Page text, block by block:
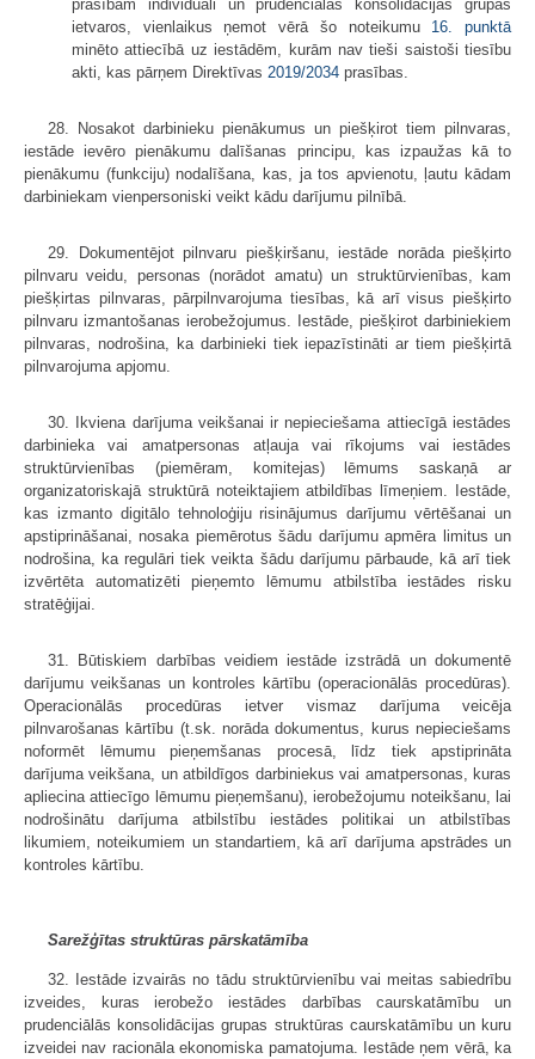
prasībām individuāli un prudenciālās konsolidācijas grupas
ietvaros, vienlaikus ņemot vērā šo noteikumu 16. punktā
minēto attiecībā uz iestādēm, kurām nav tieši saistoši tiesību
akti, kas pārņem Direktīvas 2019/2034 prasības.
28. Nosakot darbinieku pienākumus un piešķirot tiem pilnvaras,
iestāde ievēro pienākumu dalīšanas principu, kas izpaužas kā to
pienākumu (funkciju) nodalīšana, kas, ja tos apvienotu, ļautu kādam
darbiniekam vienpersoniski veikt kādu darījumu pilnībā.
29. Dokumentējot pilnvaru piešķiršanu, iestāde norāda piešķirto
pilnvaru veidu, personas (norādot amatu) un struktūrvienības, kam
piešķirtas pilnvaras, pārpilnvarojuma tiesības, kā arī visus piešķirto
pilnvaru izmantošanas ierobežojumus. Iestāde, piešķirot darbiniekiem
pilnvaras, nodrošina, ka darbinieki tiek iepazīstināti ar tiem piešķirtā
pilnvarojuma apjomu.
30. Ikviena darījuma veikšanai ir nepieciešama attiecīgā iestādes
darbinieka vai amatpersonas atļauja vai rīkojums vai iestādes
struktūrvienības (piemēram, komitejas) lēmums saskaņā ar
organizatoriskajā struktūrā noteiktajiem atbildības līmeņiem. Iestāde,
kas izmanto digitālo tehnoloģiju risinājumus darījumu vērtēšanai un
apstiprināšanai, nosaka piemērotus šādu darījumu apmēra limitus un
nodrošina, ka regulāri tiek veikta šādu darījumu pārbaude, kā arī tiek
izvērtēta automatizēti pieņemto lēmumu atbilstība iestādes risku
stratēģijai.
31. Būtiskiem darbības veidiem iestāde izstrādā un dokumentē
darījumu veikšanas un kontroles kārtību (operacionālās procedūras).
Operacionālās procedūras ietver vismaz darījuma veicēja
pilnvarošanas kārtību (t.sk. norāda dokumentus, kurus nepieciešams
noformēt lēmumu pieņemšanas procesā, līdz tiek apstiprināta
darījuma veikšana, un atbildīgos darbiniekus vai amatpersonas, kuras
apliecina attiecīgo lēmumu pieņemšanu), ierobežojumu noteikšanu, lai
nodrošinātu darījuma atbilstību iestādes politikai un atbilstības
likumiem, noteikumiem un standartiem, kā arī darījuma apstrādes un
kontroles kārtību.
Sarežģītas struktūras pārskatāmība
32. Iestāde izvairās no tādu struktūrvienību vai meitas sabiedrību
izveides, kuras ierobežo iestādes darbības caurskatāmību un
prudenciālās konsolidācijas grupas struktūras caurskatāmību un kuru
izveidei nav racionāla ekonomiska pamatojuma. Iestāde ņem vērā, ka